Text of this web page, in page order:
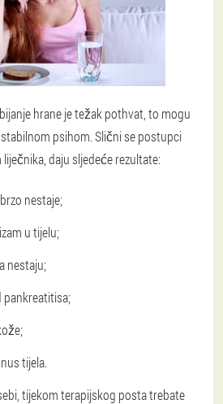
hrane je težak pothvat, to mogu
psihom. Slični se postupci
daju sljedeće rezultate:
nestaje;
u tijelu;
nestaju;
pankreatitisa;
tijela.
tijekom terapijskog posta trebate